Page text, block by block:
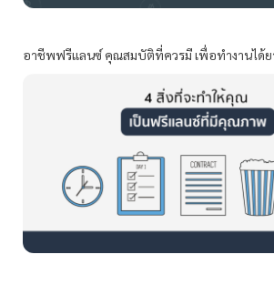
อาชีพฟรีแลนซ์ คุณสมบัติที่ควรมี เพื่อทำงานได้ย